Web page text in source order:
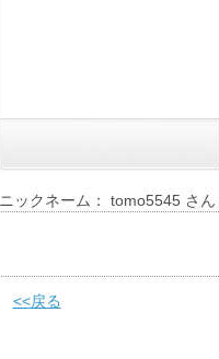
ニックネーム： tomo5545 さん
<<戻る